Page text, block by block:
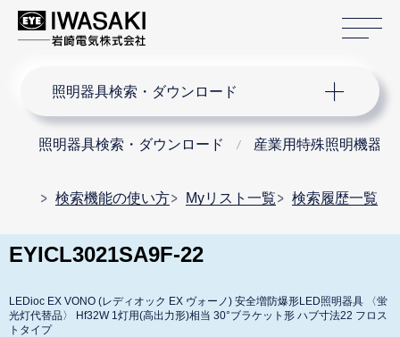
照明器具検索・ダウンロード
照明器具検索・ダウンロード 産業用特殊照明機器
検索機能の使い方 Myリスト一覧 検索履歴一覧
EYICL3021SA9F-22
LEDioc EX VONO (レディオック EX ヴォーノ) 安全増防爆形LED照明器具 〈蛍
光灯代替品〉 Hf32W 1灯用(高出力形)相当 30°ブラケット形 ハブ寸法22 フロス
トタイプ